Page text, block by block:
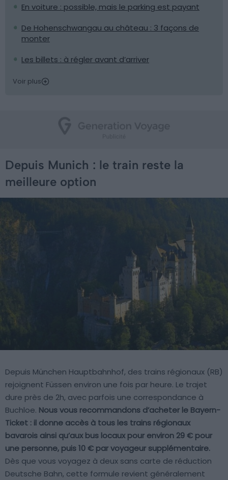
En voiture : possible, mais le parking est payant
De Hohenschwangau au château : 3 façons de
monter
Les billets : à régler avant d’arriver
Voir plus
Depuis Munich : le train reste la
meilleure option
Depuis München Hauptbahnhof, des trains régionaux (RB)
rejoignent Füssen environ une fois par heure. Le trajet
dure près de 2h, avec parfois une correspondance à
Buchloe. Nous vous recommandons d’acheter le Bayern-
Ticket : il donne accès à tous les trains régionaux
bavarois ainsi qu’aux bus locaux pour environ 29 € pour
une personne, puis 10 € par voyageur supplémentaire.
Dès que vous voyagez à deux sans carte de réduction
Deutsche Bahn, cette formule revient généralement